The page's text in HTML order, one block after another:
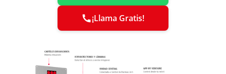
¡Llama Gratis!